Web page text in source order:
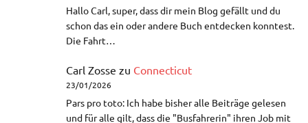
Hallo Carl, super, dass dir mein Blog gefällt und du
schon das ein oder andere Buch entdecken konntest.
Die Fahrt…
Carl Zosse zu Connecticut
23/01/2026
Pars pro toto: Ich habe bisher alle Beiträge gelesen
und für alle gilt, dass die "Busfahrerin" ihren Job mit